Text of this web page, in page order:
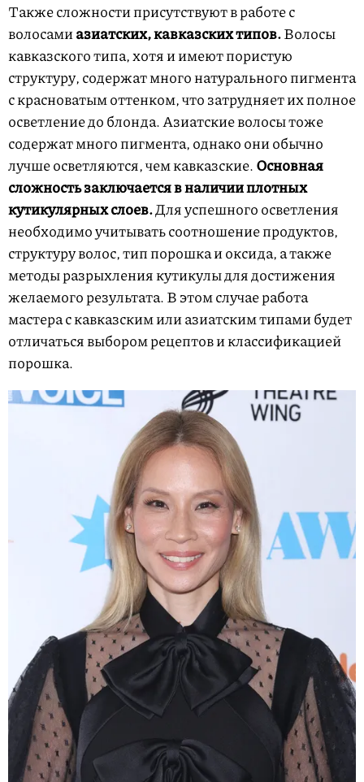
Также сложности присутствуют в работе с
волосамиазиатских, кавказских типов.Волосы
кавказского типа, хотя и имеют пористую
структуру, содержат много натурального пигмента
с красноватым оттенком, что затрудняет их полное
осветление до блонда. Азиатские волосы тоже
содержат много пигмента, однако они обычно
лучше осветляются, чем кавказские.Основная
сложность заключается в наличии плотных
кутикулярных слоев.Для успешного осветления
необходимо учитывать соотношение продуктов,
структуру волос, тип порошка и оксида, а также
методы разрыхления кутикулы для достижения
желаемого результата. В этом случае работа
мастера с кавказским или азиатским типами будет
отличаться выбором рецептов и классификацией
порошка.